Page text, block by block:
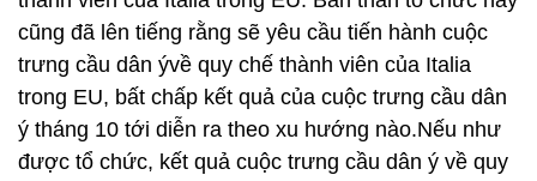
cũng đã lên tiếng rằng sẽ yêu cầu tiến hành cuộc
trưng cầu dân ývề quy chế thành viên của Italia
trong EU, bất chấp kết quả của cuộc trưng cầu dân
ý tháng 10 tới diễn ra theo xu hướng nào.Nếu như
được tổ chức, kết quả cuộc trưng cầu dân ý về quy